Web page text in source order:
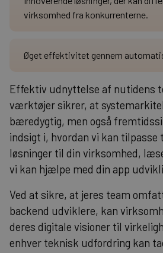
virksomhed fra konkurrenterne.
Øget effektivitet gennem
Effektiv udnyttelse af nutidens
værktøjer sikrer, at
bæredygtig, men også
indsigt i, hvordan vi kan tilpasse
løsninger til din virksomhed,
vi kan hjælpe med din app
Ved at sikre, at jeres team
backend udviklere, kan
deres digitale visioner til
enhver teknisk udfordring kan